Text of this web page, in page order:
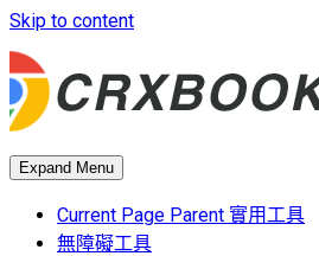
Skip to content
Expand Menu
Current Page Parent 實用工具
無障礙工具